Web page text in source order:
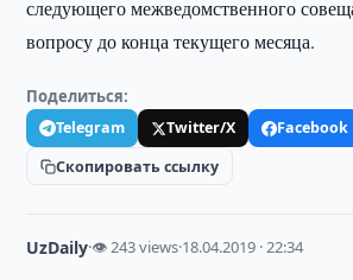
следующего межведомственного
вопросу до конца текущего месяца.
Поделиться:
Telegram Twitter/X
Facebook
Скопировать ссылку
UzDaily·👁 243 views·18.04.2019 · 22:34